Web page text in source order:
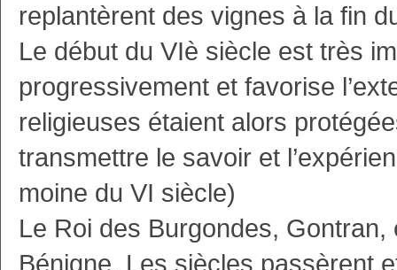
replantèrent des vignes à la fin
Le début du VIè siècle est très
progressivement et favorise
religieuses étaient alors
transmettre le savoir et
moine du VI siècle)
Le Roi des Burgondes, Gontran,
Bénigne. Les siècles passèrent